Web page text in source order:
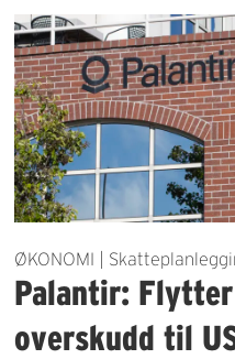
ØKONOMI |
Palantir:
overskudd til